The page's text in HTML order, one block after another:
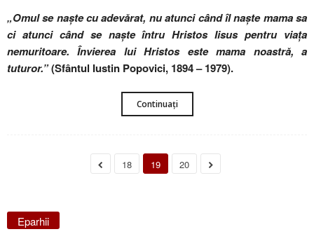
„Omul se naște cu adevărat, nu atunci când îl naște mama sa
ci atunci când se naște întru Hristos Iisus pentru viața
nemuritoare. Învierea lui Hristos este mama noastră, a
tuturor.”(Sfântul Iustin Popovici, 1894 – 1979).
Continuați
18 19 20
Eparhii